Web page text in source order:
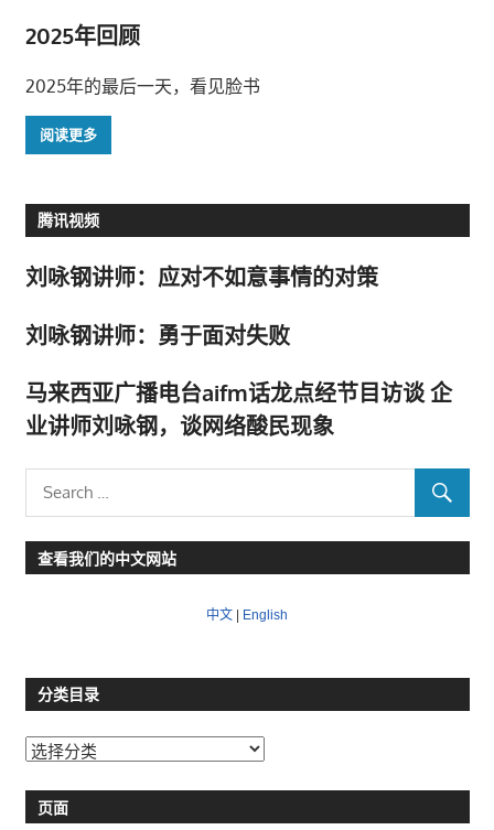
2025年回顾
2025年的最后一天，看见脸书
阅读更多
腾讯视频
刘咏钢讲师：应对不如意事情的对策
刘咏钢讲师：勇于面对失败
马来西亚广播电台aifm话龙点经节目访谈 企
业讲师刘咏钢，谈网络酸民现象
查看我们的中文网站
中文 | English
分类目录
分
目页面